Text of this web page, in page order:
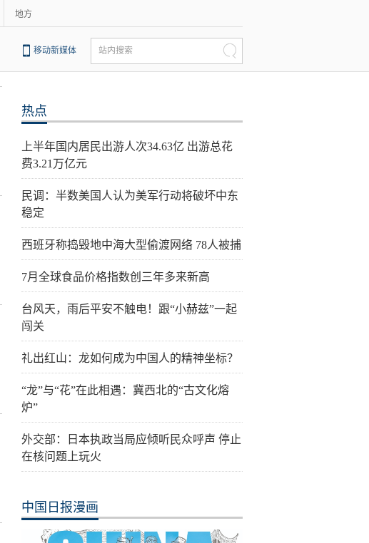
地方
移动新媒体 站内搜索
热点
上半年国内居民出游人次34.63亿 出游总花
费3.21万亿元
民调：半数美国人认为美军行动将破坏中东
稳定
西班牙称捣毁地中海大型偷渡网络 78人被捕
7月全球食品价格指数创三年多来新高
台风天，雨后平安不触电！跟“小赫兹”一起
闯关
礼出红山：龙如何成为中国人的精神坐标？
“龙”与“花”在此相遇：冀西北的“古文化熔
炉”
外交部：日本执政当局应倾听民众呼声 停止
在核问题上玩火
中国日报漫画